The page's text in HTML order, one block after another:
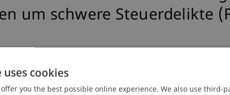
um schwere Steuerdelikte
cookies
you the best possible online experience. We also use third-